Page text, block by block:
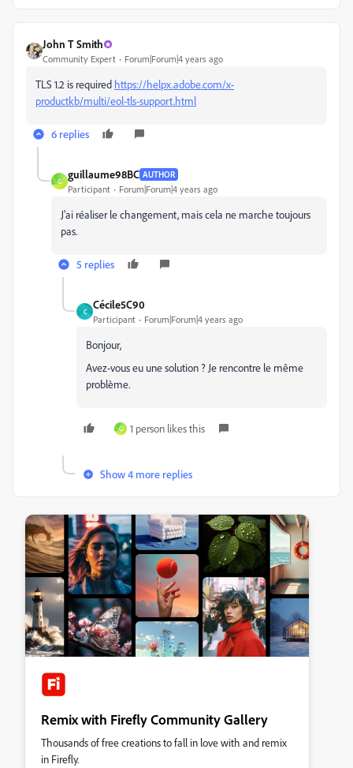
John T Smith
Community Expert Forum|Forum|4 years ago
TLS 1.2 is required https://helpx.adobe.com/x-
productkb/multi/eol-tls-support.html
6 replies
G
guillaume98BC AUTHOR
Participant Forum|Forum|4 years ago
J'ai réaliser le changement, mais cela ne marche toujours
pas.
5 replies
C
Cécile5C90
Participant Forum|Forum|4 years ago
Bonjour,
Avez-vous eu une solution ? Je rencontre le même
problème.
G 1 person likes this
Show 4 more replies
Remix with Firefly Community Gallery
Thousands of free creations to fall in love with and remix
in Firefly.